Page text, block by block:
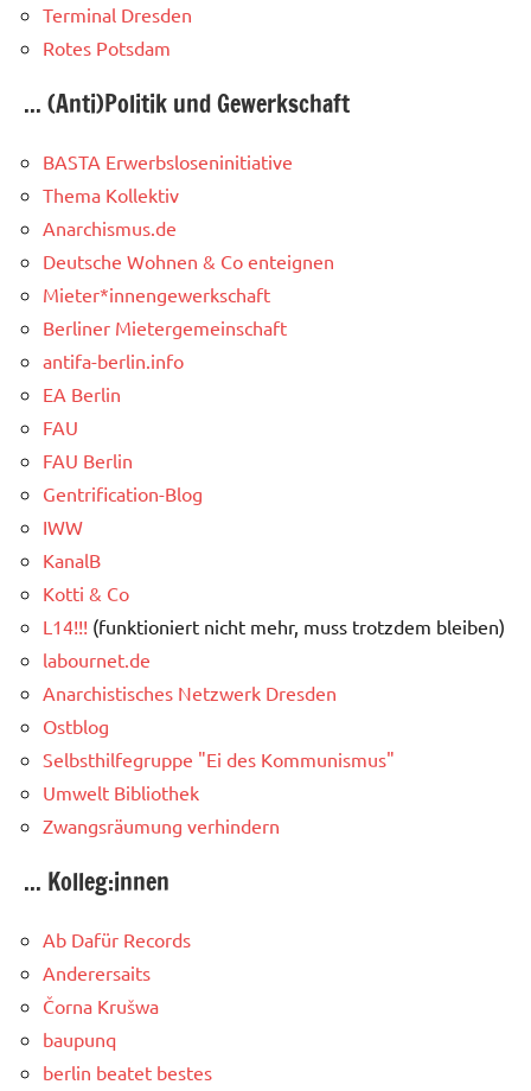
Terminal Dresden
Rotes Potsdam
... (Anti)Politik und Gewerkschaft
BASTA Erwerbsloseninitiative
Thema Kollektiv
Anarchismus.de
Deutsche Wohnen & Co enteignen
Mieter*innengewerkschaft
Berliner Mietergemeinschaft
antifa-berlin.info
EA Berlin
FAU
FAU Berlin
Gentrification-Blog
IWW
KanalB
Kotti & Co
L14!!! (funktioniert nicht mehr, muss trotzdem bleiben)
labournet.de
Anarchistisches Netzwerk Dresden
Ostblog
Selbsthilfegruppe "Ei des Kommunismus"
Umwelt Bibliothek
Zwangsräumung verhindern
... Kolleg:innen
Ab Dafür Records
Anderersaits
Čorna Krušwa
baupunq
berlin beatet bestes